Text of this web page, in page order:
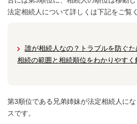
法定相続人について詳しくは下記をご覧
誰が相続人なの？トラブルを防ぐ
相続の範囲と相続順位をわかりやすく
第3順位である兄弟姉妹が法定相続人に
スです。